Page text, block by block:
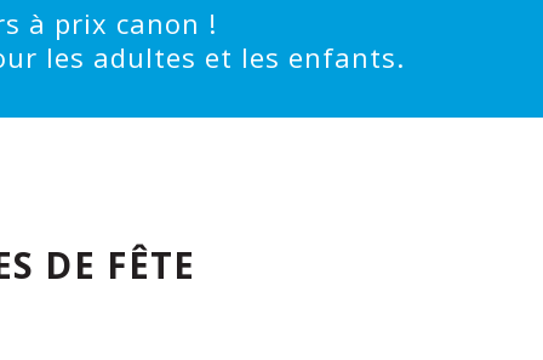
à prix canon !
les adultes et les enfants.
DE FÊTE